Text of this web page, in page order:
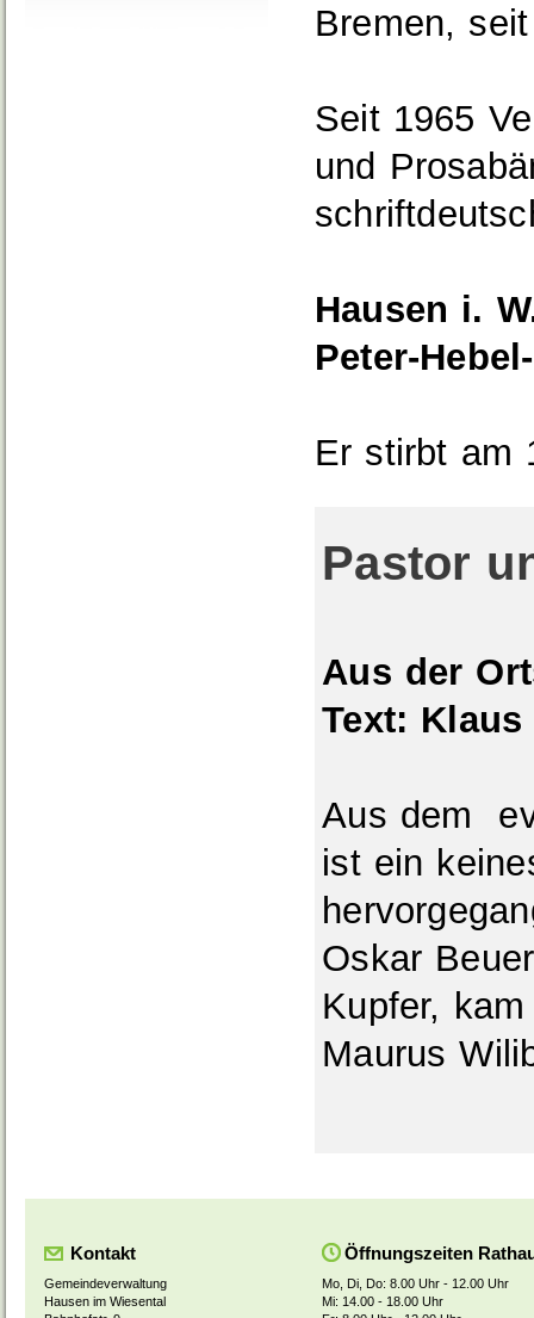
Bremen,
Seit 1965
und
Hausen i.
Peter-
Er stirbt am
Pastor
Aus der
Text:
Aus dem
ist ein
Oskar
Kupfer,
Maurus
Kontakt
Gemeindeverwaltung
Hausen im Wiesental
Öffnungszeiten
Mo, Di, Do: 8.00 Uhr - 12.00 Uhr
Mi: 14.00 - 18.00 Uhr